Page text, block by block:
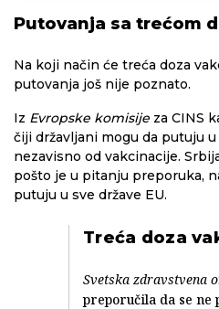
Putovanja sa trećom
Na koji način će treća doza
putovanja još nije poznato.
Iz Evropske komisije za CINS
čiji državljani mogu da putuju
nezavisno od vakcinacije.
pošto je u pitanju preporuka,
putuju u sve države EU.
Treća doza
Svetska zdravstvena
preporučila da se ne